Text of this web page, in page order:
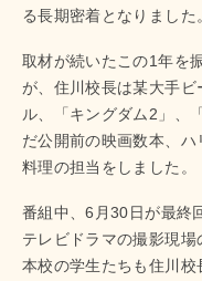
る長期密着となりました
取材が続いたこの1年を
が、住川校長は某大手ビ
ル、「キングダム2」、
だ公開前の映画数本、
料理の担当をしました。
番組中、6月30日が最終
テレビドラマの撮影現
本校の学生たちも住川校